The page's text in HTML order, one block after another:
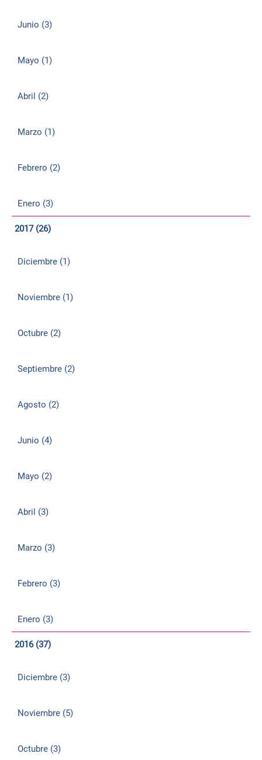
Junio (3)
Mayo (1)
Abril (2)
Marzo (1)
Febrero (2)
Enero (3)
2017 (26)
Diciembre (1)
Noviembre (1)
Octubre (2)
Septiembre (2)
Agosto (2)
Junio (4)
Mayo (2)
Abril (3)
Marzo (3)
Febrero (3)
Enero (3)
2016 (37)
Diciembre (3)
Noviembre (5)
Octubre (3)